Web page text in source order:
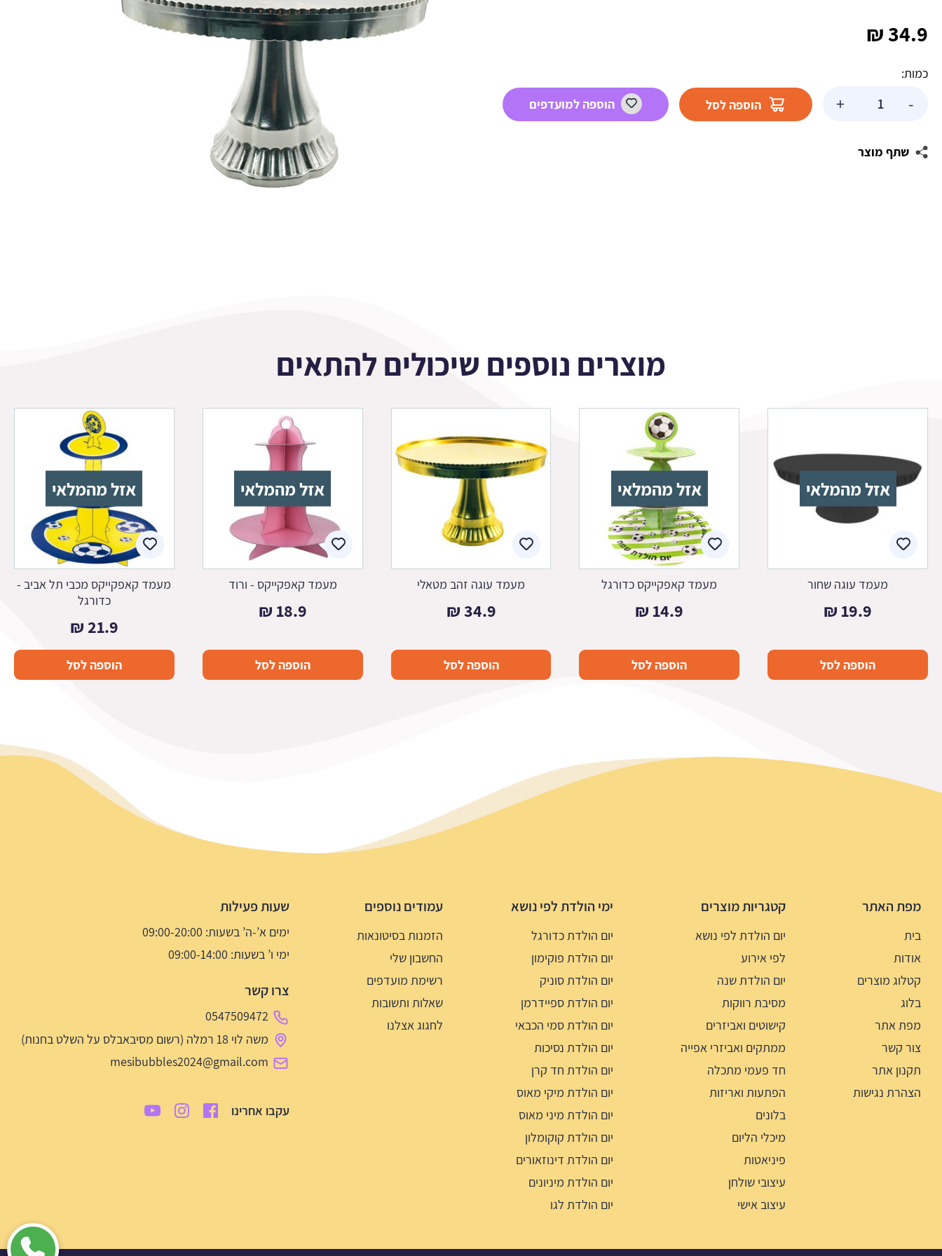
34.9
₪
כמות:
-
של
כסף
+ הוספה לסל הוספה למועדפים
שתף מוצר
מוצרים נוספים שיכולים להתאים
אזל מהמלאי
מעמד עוגה שחור
19.9
₪
הוספה לסל
אזל מהמלאי
מעמד קאפקייקס כדורגל
14.9
₪
הוספה לסל
מעמד עוגה זהב מטאלי
34.9
₪
הוספה לסל
אזל מהמלאי
מעמד קאפקייקס - ורוד
18.9
₪
הוספה לסל
אזל מהמלאי
מעמד קאפקייקס מכבי תל אביב -
כדורגל
21.9
₪
הוספה לסל
מפת האתר
בית
אודות
קטלוג מוצרים
בלוג
מפת אתר
צור קשר
תקנון אתר
הצהרת נגישות
קטגריות מוצרים
יום הולדת לפי נושא
לפי אירוע
יום הולדת שנה
מסיבת רווקות
קישוטים ואביזרים
ממתקים ואביזרי אפייה
חד פעמי מתכלה
הפתעות ואריזות
בלונים
מיכלי הליום
פיניאטות
עיצובי שולחן
עיצוב אישי
ימי הולדת לפי נושא
יום הולדת כדורגל
יום הולדת פוקימון
יום הולדת סוניק
יום הולדת ספיידרמן
יום הולדת סמי הכבאי
יום הולדת נסיכות
יום הולדת חד קרן
יום הולדת מיקי מאוס
יום הולדת מיני מאוס
יום הולדת קוקומלון
יום הולדת דינוזאורים
יום הולדת מיניונים
יום הולדת לגו
עמודים נוספים
הזמנות בסיטונאות
החשבון שלי
רשימת מועדפים
שאלות ותשובות
לחגוג אצלנו
שעות פעילות
ימים א’-ה’ בשעות: 09:00-20:00
ימי ו’ בשעות: 09:00-14:00
צרו קשר
0547509472
משה לוי 18 רמלה (רשום מסיבאבלס על השלט בחנות)
mesibubbles2024@gmail.com
עקבו אחרינו